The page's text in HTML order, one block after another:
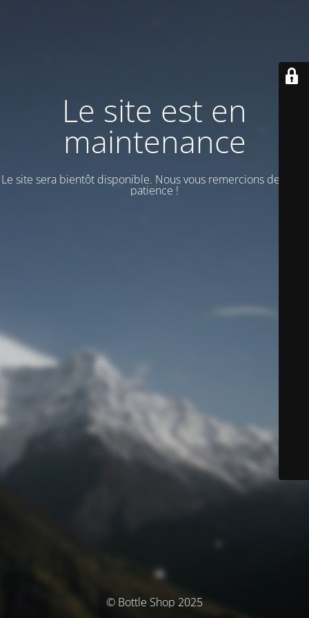
Le site est en
maintenance
Le site sera bientôt disponible. Nous vous remercions de votre
patience !
© Bottle Shop 2025